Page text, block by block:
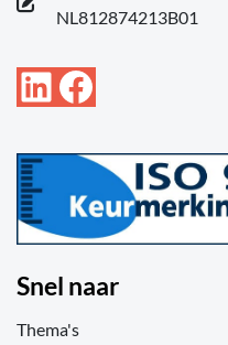
NL812874213B01
LinkedIn
Facebook
Snel naar
Thema's